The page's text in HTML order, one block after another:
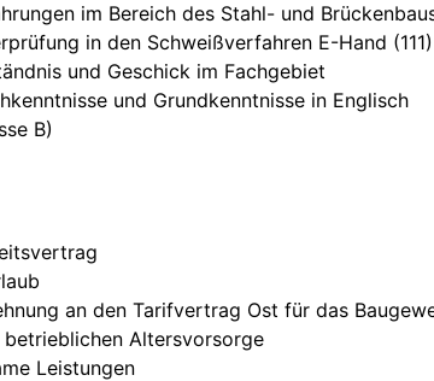
im Bereich des Stahl- und
in den Schweißverfahren E-Hand
und Geschick im Fachgebiet
und Grundkenntnisse in Englisch
B)
an den Tarifvertrag Ost für das
Altersvorsorge
Leistungen